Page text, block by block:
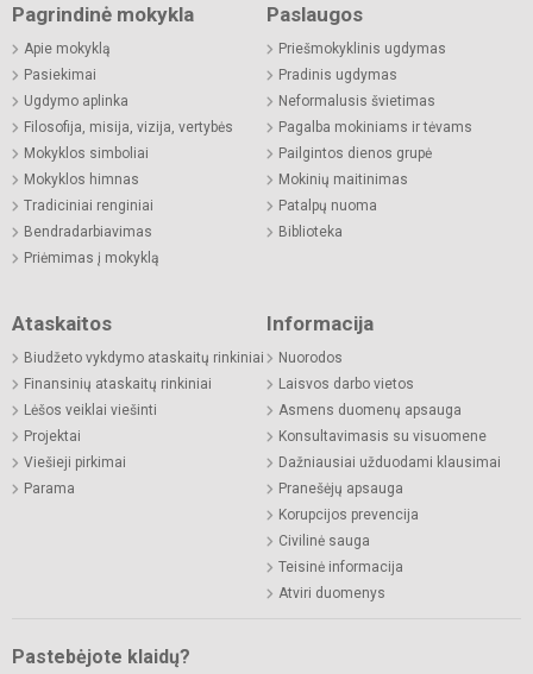
Pagrindinė mokykla
Apie mokyklą
Pasiekimai
Ugdymo aplinka
Filosofija, misija, vizija, vertybės
Mokyklos simboliai
Mokyklos himnas
Tradiciniai renginiai
Bendradarbiavimas
Priėmimas į mokyklą
Paslaugos
Priešmokyklinis ugdymas
Pradinis ugdymas
Neformalusis švietimas
Pagalba mokiniams ir tėvams
Pailgintos dienos grupė
Mokinių maitinimas
Patalpų nuoma
Biblioteka
Ataskaitos
Biudžeto vykdymo ataskaitų rinkiniai
Finansinių ataskaitų rinkiniai
Lėšos veiklai viešinti
Projektai
Viešieji pirkimai
Parama
Informacija
Nuorodos
Laisvos darbo vietos
Asmens duomenų apsauga
Konsultavimasis su visuomene
Dažniausiai užduodami klausimai
Pranešėjų apsauga
Korupcijos prevencija
Civilinė sauga
Teisinė informacija
Atviri duomenys
Pastebėjote klaidų?